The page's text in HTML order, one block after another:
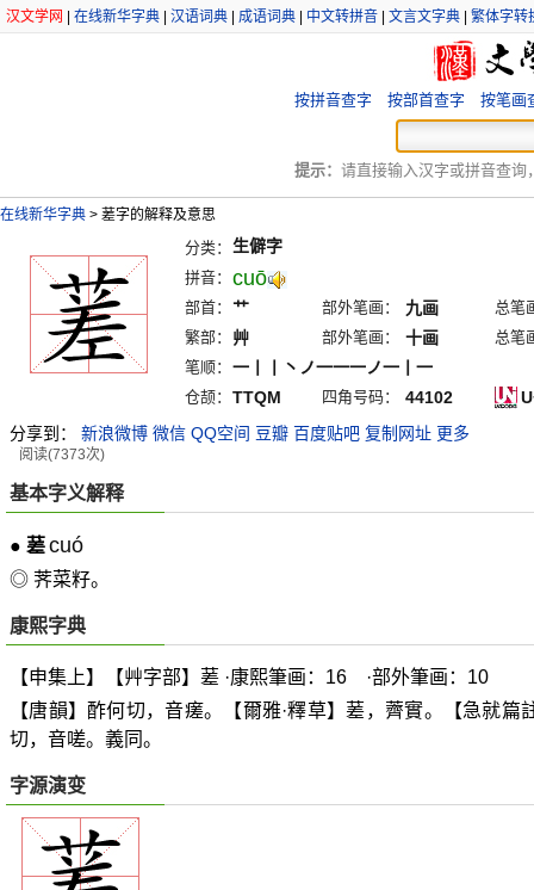
汉文学网 在线新华字典 汉语词典 成语词典 中文转拼音 文言文字典 繁体字转
按拼音查字 按部首查字 按笔画
提示： 请直接输入汉字或拼音查询
在线新华字典 > 蒫字的解释及意思
分类： 生僻字
拼音： cuō
部首： 艹 部外笔画： 九画
总笔
繁部：
艸 部外笔画： 十画
总笔
笔顺： 一丨丨丶ノ一一一ノ一丨一
仓颉： TTQM 四角号码： 44102
分享到：
新浪微博 微信 QQ空间 豆瓣 百度贴吧 复制网址 更多
阅读(7373次)
基本字义解释
● 蒫cuó
◎ 荠菜籽。
康熙字典
【申集上】【艸字部】蒫 ·康熙筆画：16 ·部外筆画：10
【唐韻】酢何切，音瘥。【爾雅·釋草】蒫，薺實。【急就
切，音嗟。義同。
字源演变